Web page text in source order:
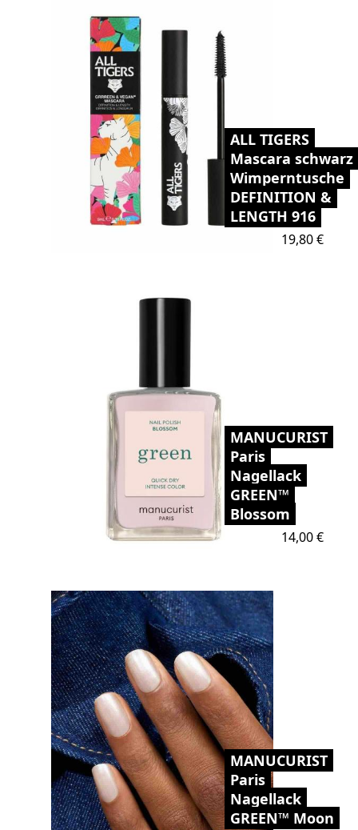
ALL TIGERS
Mascara schwarz
Wimperntusche
DEFINITION &
LENGTH 916
Preis
19,80 €
MANUCURIST
Paris
Nagellack
GREEN™
Blossom
Preis
14,00 €
MANUCURIST
Paris
Nagellack
GREEN™ Moon